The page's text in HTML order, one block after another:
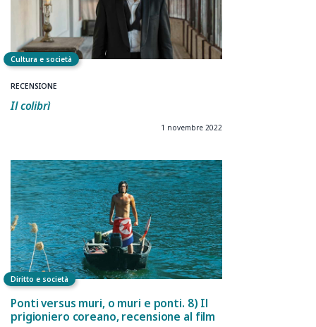
Cultura e società
RECENSIONE
Il colibrì
1 novembre 2022
Diritto e società
Ponti versus muri, o muri e ponti. 8) Il
prigioniero coreano, recensione al film